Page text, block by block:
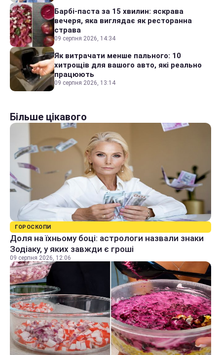
Барбі-паста за 15 хвилин: яскрава
вечеря, яка виглядає як ресторанна
страва
09 серпня 2026, 14:34
Як витрачати менше пального: 10
хитрощів для вашого авто, які реально
працюють
09 серпня 2026, 13:14
Більше цікавого
ГОРОСКОПИ
Доля на їхньому боці: астрологи назвали знаки
Зодіаку, у яких завжди є гроші
09 серпня 2026, 12:06